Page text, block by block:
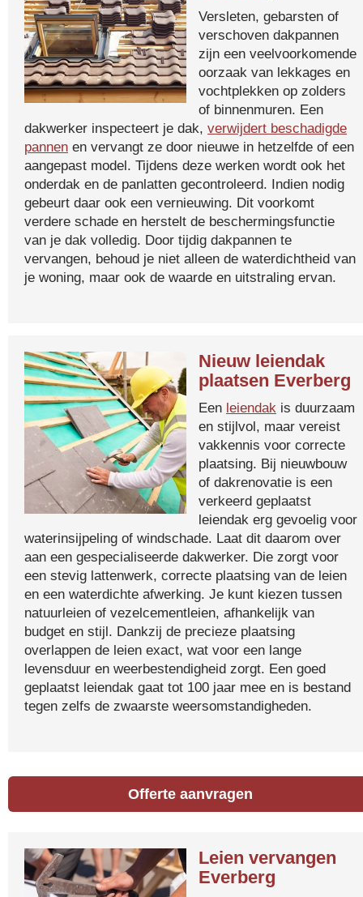
Versleten, gebarsten of
verschoven dakpannen
zijn een veelvoorkomende
oorzaak van lekkages en
vochtplekken op zolders
of binnenmuren. Een
dakwerker inspecteert je dak, verwijdert beschadigde
pannen en vervangt ze door nieuwe in hetzelfde of een
aangepast model. Tijdens deze werken wordt ook het
onderdak en de panlatten gecontroleerd. Indien nodig
gebeurt daar ook een vernieuwing. Dit voorkomt
verdere schade en herstelt de beschermingsfunctie
van je dak volledig. Door tijdig dakpannen te
vervangen, behoud je niet alleen de waterdichtheid van
je woning, maar ook de waarde en uitstraling ervan.
Nieuw leiendak
plaatsen Everberg
Een leiendak is duurzaam
en stijlvol, maar vereist
vakkennis voor correcte
plaatsing. Bij nieuwbouw
of dakrenovatie is een
verkeerd geplaatst
leiendak erg gevoelig voor
waterinsijpeling of windschade. Laat dit daarom over
aan een gespecialiseerde dakwerker. Die zorgt voor
een stevig lattenwerk, correcte plaatsing van de leien
en een waterdichte afwerking. Je kunt kiezen tussen
natuurleien of vezelcementleien, afhankelijk van
budget en stijl. Dankzij de precieze plaatsing
overlappen de leien exact, wat voor een lange
levensduur en weerbestendigheid zorgt. Een goed
geplaatst leiendak gaat tot 100 jaar mee en is bestand
tegen zelfs de zwaarste weersomstandigheden.
Offerte aanvragen
Leien vervangen
Everberg